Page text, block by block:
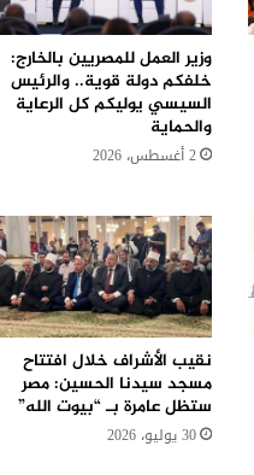
وزير العمل للمصريين بالخارج:
خلفكم دولة قوية.. والرئيس
السيسي يوليكم كل الرعاية
والحماية
2 أغسطس، 2026
نقيب الأشراف خلال افتتاح
مسجد سيدنا الحسين: مصر
ستظل عامرة بـ “بيوت الله”
30 يوليو، 2026